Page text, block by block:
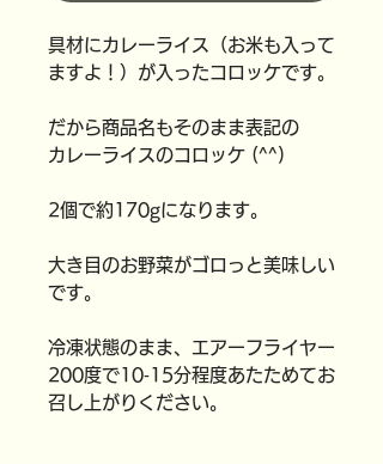
具材にカレーライス（お米も入って
ますよ！）が入ったコロッケです。
だから商品名もそのまま表記の
カレーライスのコロッケ (^^)
2個で約170gになります。
大き目のお野菜がゴロっと美味しい
です。
冷凍状態のまま、エアーフライヤー
200度で10‐15分程度あたためてお
召し上がりください。